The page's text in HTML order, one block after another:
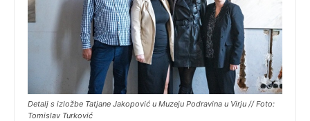
Detalj s izložbe Tatjane Jakopović u Muzeju Podravina u Virju // Foto:
Tomislav Turković